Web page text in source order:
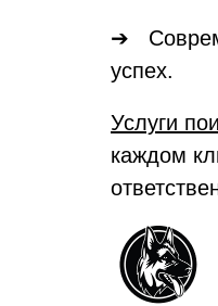
➔
успех.
Услуги
каждом